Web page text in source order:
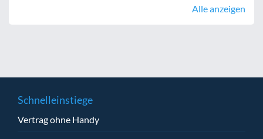
Alle anzeigen
Schnelleinstiege
Vertrag ohne Handy